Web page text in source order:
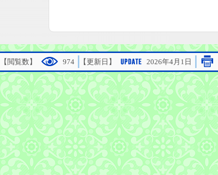
【閲覧数】 974 【更新日】 2026年4月1日